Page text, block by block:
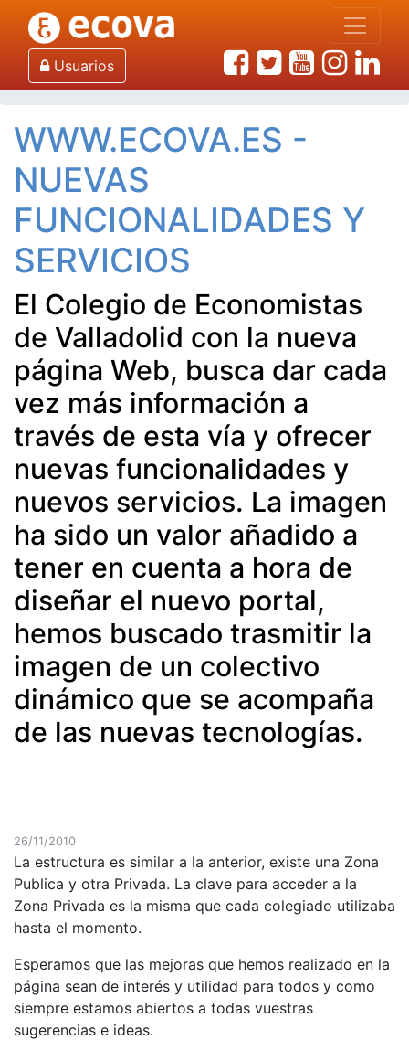
Usuarios
Inicio
Noticias de Ecova
WWW.ECOVA.ES - NUEVAS FUNCIONALIDADES Y
SERVICIOS
WWW.ECOVA.ES -
NUEVAS
FUNCIONALIDADES Y
SERVICIOS
El Colegio de Economistas
de Valladolid con la nueva
página Web, busca dar cada
vez más información a
través de esta vía y ofrecer
nuevas funcionalidades y
nuevos servicios. La imagen
ha sido un valor añadido a
tener en cuenta a hora de
diseñar el nuevo portal,
hemos buscado trasmitir la
imagen de un colectivo
dinámico que se acompaña
de las nuevas tecnologías.
26/11/2010
La estructura es similar a la anterior, existe una Zona
Publica y otra Privada. La clave para acceder a la
Zona Privada es la misma que cada colegiado utilizaba
hasta el momento.
Esperamos que las mejoras que hemos realizado en la
página sean de interés y utilidad para todos y como
siempre estamos abiertos a todas vuestras
sugerencias e ideas.